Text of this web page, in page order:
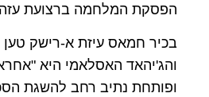
הפסקת המלחמה ברצועת
בכיר חמאס עיזת א-רישק
והג'יהאד האסלאמי היא
ופותחת נתיב רחב להשגת